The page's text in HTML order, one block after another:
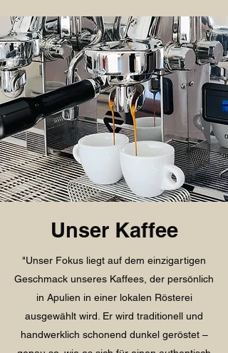
Unser Kaffee
"Unser Fokus liegt auf dem einzigartigen
Geschmack unseres Kaffees, der persönlich
in Apulien in einer lokalen Rösterei
ausgewählt wird. Er wird traditionell und
handwerklich schonend dunkel geröstet –